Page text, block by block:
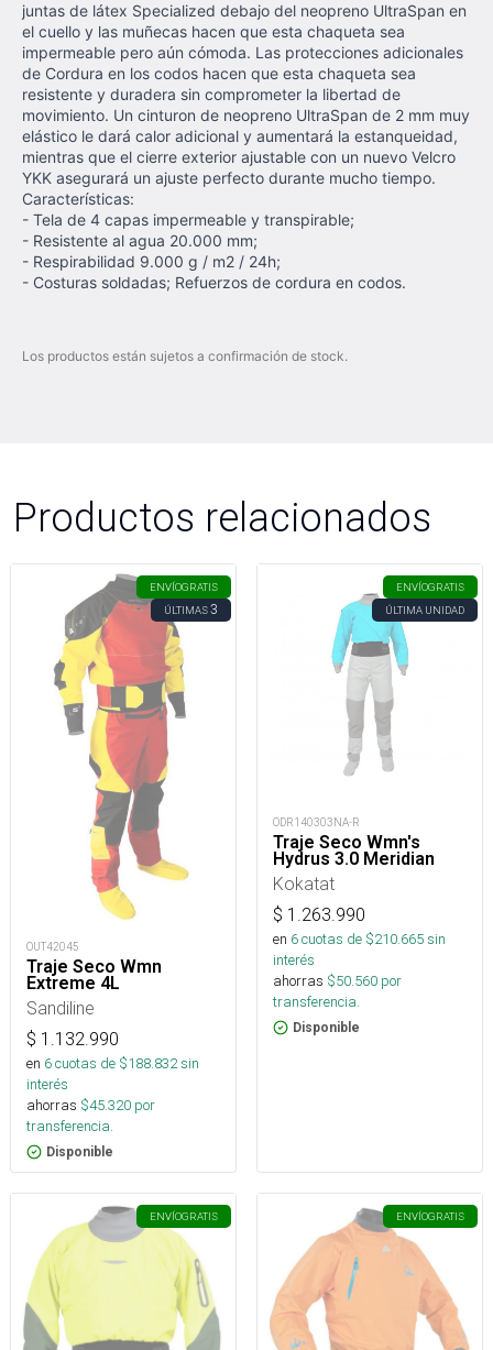
juntas de látex Specialized debajo del neopreno UltraSpan en
el cuello y las muñecas hacen que esta chaqueta sea
impermeable pero aún cómoda. Las protecciones adicionales
de Cordura en los codos hacen que esta chaqueta sea
resistente y duradera sin comprometer la libertad de
movimiento. Un cinturon de neopreno UltraSpan de 2 mm muy
elástico le dará calor adicional y aumentará la estanqueidad,
mientras que el cierre exterior ajustable con un nuevo Velcro
YKK asegurará un ajuste perfecto durante mucho tiempo.
Características:
- Tela de 4 capas impermeable y transpirable;
- Resistente al agua 20.000 mm;
- Respirabilidad 9.000 g / m2 / 24h;
- Costuras soldadas; Refuerzos de cordura en codos.
Los productos están sujetos a confirmación de stock.
Productos relacionados
ENVÍOGRATIS
ÚLTIMAS3
OUT42045
Traje Seco Wmn
Extreme 4L
Sandiline
$ 1.132.990
en 6cuotas de $188.832sin
interés
ahorras $45.320 por
transferencia.
Disponible
ENVÍOGRATIS
ÚLTIMA UNIDAD
ODR140303NA-R
Traje Seco Wmn's
Hydrus 3.0 Meridian
Kokatat
$ 1.263.990
en 6cuotas de $210.665sin
interés
ahorras $50.560 por
transferencia.
Disponible
ENVÍOGRATIS ENVÍOGRATIS